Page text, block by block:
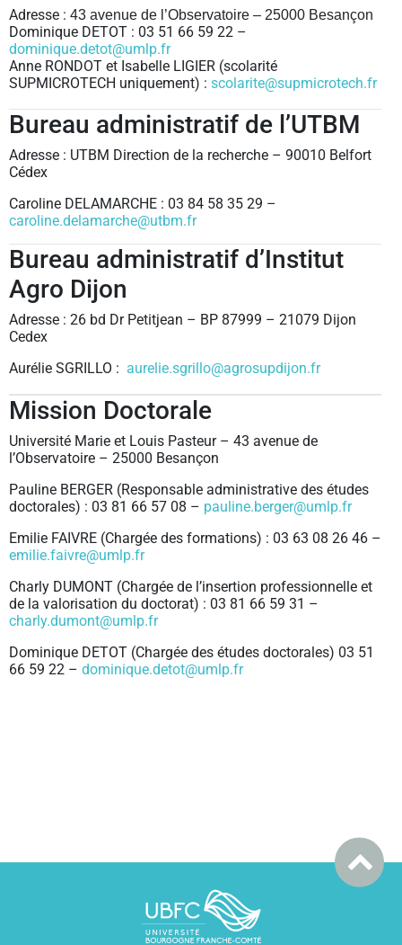
Adresse : 43 avenue de l’Observatoire – 25000 Besançon
Dominique DETOT : 03 51 66 59 22 –
dominique.detot@umlp.fr
Anne RONDOT et Isabelle LIGIER (scolarité
SUPMICROTECH uniquement) : scolarite@supmicrotech.fr
Bureau administratif de l’UTBM
Adresse : UTBM Direction de la recherche – 90010 Belfort
Cédex
Caroline DELAMARCHE : 03 84 58 35 29 –
caroline.delamarche@utbm.fr
Bureau administratif d’Institut
Agro Dijon
Adresse : 26 bd Dr Petitjean – BP 87999 – 21079 Dijon
Cedex
Aurélie SGRILLO : aurelie.sgrillo@agrosupdijon.fr
Mission Doctorale
Université Marie et Louis Pasteur – 43 avenue de
l’Observatoire – 25000 Besançon
Pauline BERGER (Responsable administrative des études
doctorales) : 03 81 66 57 08 – pauline.berger@umlp.fr
Emilie FAIVRE (Chargée des formations) : 03 63 08 26 46 –
emilie.faivre@umlp.fr
Charly DUMONT (Chargée de l’insertion professionnelle et
de la valorisation du doctorat) : 03 81 66 59 31 –
charly.dumont@umlp.fr
Dominique DETOT (Chargée des études doctorales) 03 51
66 59 22 – dominique.detot@umlp.fr